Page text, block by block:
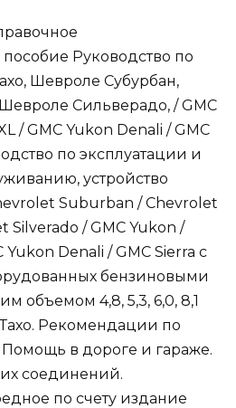
Руководство по
Шевроле Субурбан,
Сильверадо, / GMC
/ GMC Yukon Denali / GMC
по эксплуатации и
устройство
Suburban / Chevrolet
Silverado / GMC Yukon /
Yukon Denali / GMC Sierra c
бензиновыми
объемом 4,8, 5,3, 6,0, 8,1
Рекомендации по
в дороге и гараже.
соединений.
по счету издание